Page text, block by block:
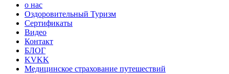
о нас
Оздоровительный Туризм
Сертификаты
Видео
Контакт
БЛОГ
KVKK
Медицинское страхование путешествий